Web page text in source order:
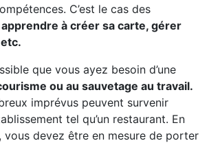
C’est le cas des
à créer sa carte, gérer
que vous ayez besoin d’une
ou au sauvetage au travail.
imprévus peuvent survenir
tel qu’un restaurant. En
vous devez être en mesure de porter